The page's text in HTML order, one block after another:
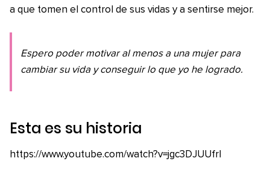
a que tomen el control de sus vidas y a sentirse mejor.
Espero poder motivar al menos a una mujer para
cambiar su vida y conseguir lo que yo he logrado.
Esta es su historia
https://www.youtube.com/watch?v=jgc3DJUUfrI